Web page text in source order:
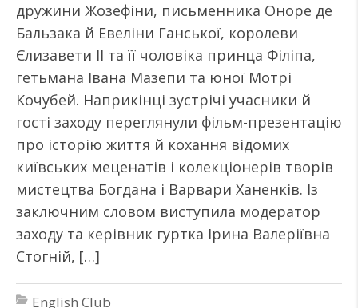
дружини Жозефіни, письменника Оноре де
Бальзака й Евеліни Ганської, королеви
Єлизавети ІІ та її чоловіка принца Філіпа,
гетьмана Івана Мазепи та юної Мотрі
Кочубей. Наприкінці зустрічі учасники й
гості заходу переглянули фільм-презентацію
про історію життя й кохання відомих
київських меценатів і колекціонерів творів
мистецтва Богдана і Варвари Ханенків. Із
заключним словом виступила модератор
заходу та керівник гуртка Ірина Валеріївна
Стогній, […]
English Club